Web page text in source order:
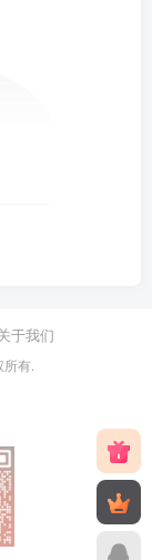
于我们
所有.